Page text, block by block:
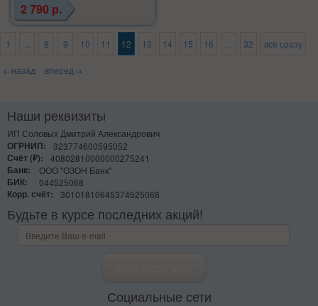
2 790 р.
1 8 9 10 11 12 13 14 15 16 32 все сразу
←назад вперед→
Наши реквизиты
ИП Соловых Дмитрий Александрович
ОГРНИП:
323774600595052
Счёт (₽):
40802810000000275241
Банк:
ООО "ОЗОН Банк"
БИК:
044525068
Корр. счёт:
30101810645374525068
Будьте в курсе последних акций!
Социальные сети